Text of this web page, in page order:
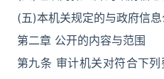
(五)本机关规定的与政府信息
第二章 公开的内容与范围
第九条 审计机关对符合下